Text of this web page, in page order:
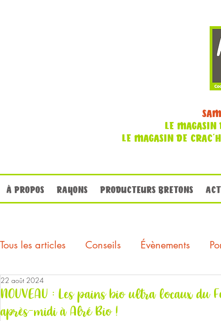
LE MAGASIN
LE MAGASIN DE
À PROPOS RAYONS PRODUCTEURS BRETONS
Tous les articles Conseils Évènements
NOUVEAU : Les pains bio ultra locaux
après-midi à Alré Bio !
22 août 2024